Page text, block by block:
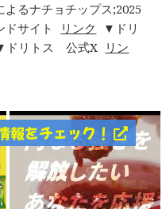
る​ナチョチップス;2025
サイト
リンク
▼ドリ
ドリトス 公式X リン
報をチェック！